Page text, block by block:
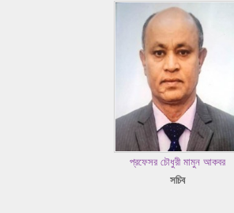
প্রফেসর চৌধুরী মামুন আকবর
সচিব